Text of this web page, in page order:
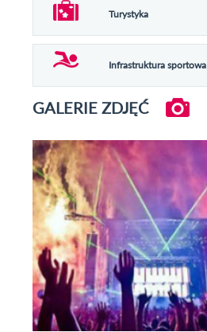
Turystyka
Infrastruktura sportowa
GALERIE ZDJĘĆ